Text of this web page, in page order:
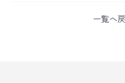
一覧へ